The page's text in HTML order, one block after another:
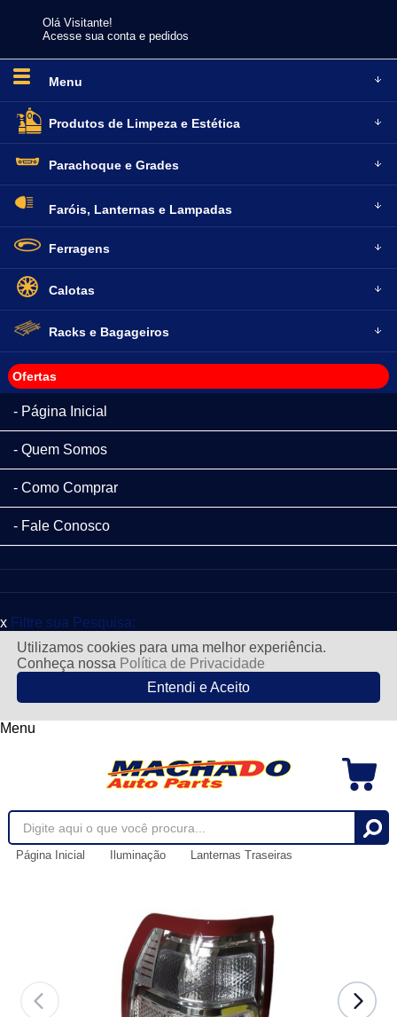
Olá Visitante!
Acesse sua conta e pedidos
Menu
Produtos de Limpeza e Estética
Parachoque e Grades
Faróis, Lanternase Lampadas
Ferragens
Calotas
Racks e Bagageiros
Ofertas
Página Inicial
Quem Somos
Como Comprar
Fale Conosco
x Filtre sua Pesquisa:
Utilizamos cookies para uma melhor experiência.
Conheça nossa Política de Privacidade
Entendi e Aceito
Menu
Página Inicial Iluminação Lanternas Traseiras